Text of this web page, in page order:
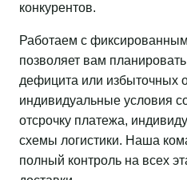
конкурентов.
Работаем с
позволяет вам планировать
дефицита или избыточных
индивидуальные условия
отсрочку платежа,
схемы логистики. Наша
полный контроль на всех